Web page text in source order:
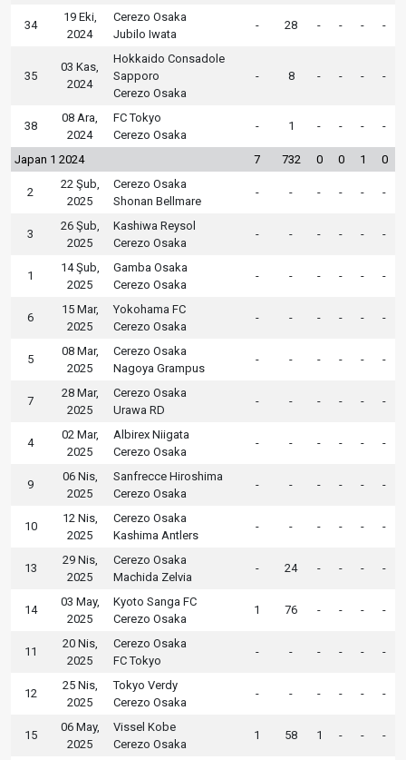
34
19 Eki,
2024
Cerezo Osaka
Jubilo Iwata
- 28 - - - -
35
03 Kas,
2024
Hokkaido Consadole
Sapporo
Cerezo Osaka
- 8 - - - -
38
08 Ara,
2024
FC Tokyo
Cerezo Osaka
- 1 - - - -
Japan 1 2024 7 732 0 0 1 0
2
22 Şub,
2025
Cerezo Osaka
Shonan Bellmare
- - - - - -
3
26 Şub,
2025
Kashiwa Reysol
Cerezo Osaka
- - - - - -
1
14 Şub,
2025
Gamba Osaka
Cerezo Osaka
- - - - - -
6
15 Mar,
2025
Yokohama FC
Cerezo Osaka
- - - - - -
5
08 Mar,
2025
Cerezo Osaka
Nagoya Grampus
- - - - - -
7
28 Mar,
2025
Cerezo Osaka
Urawa RD
- - - - - -
4
02 Mar,
2025
Albirex Niigata
Cerezo Osaka
- - - - - -
9
06 Nis,
2025
Sanfrecce Hiroshima
Cerezo Osaka
- - - - - -
10
12 Nis,
2025
Cerezo Osaka
Kashima Antlers
- - - - - -
13
29 Nis,
2025
Cerezo Osaka
Machida Zelvia
- 24 - - - -
14
03 May,
2025
Kyoto Sanga FC
Cerezo Osaka
1 76 - - - -
11
20 Nis,
2025
Cerezo Osaka
FC Tokyo
- - - - - -
12
25 Nis,
2025
Tokyo Verdy
Cerezo Osaka
- - - - - -
15
06 May,
2025
Vissel Kobe
Cerezo Osaka
1 58 1 - - -